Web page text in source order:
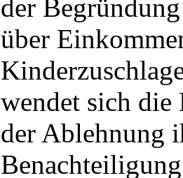
der
über
wendet sich
der Ablehnung